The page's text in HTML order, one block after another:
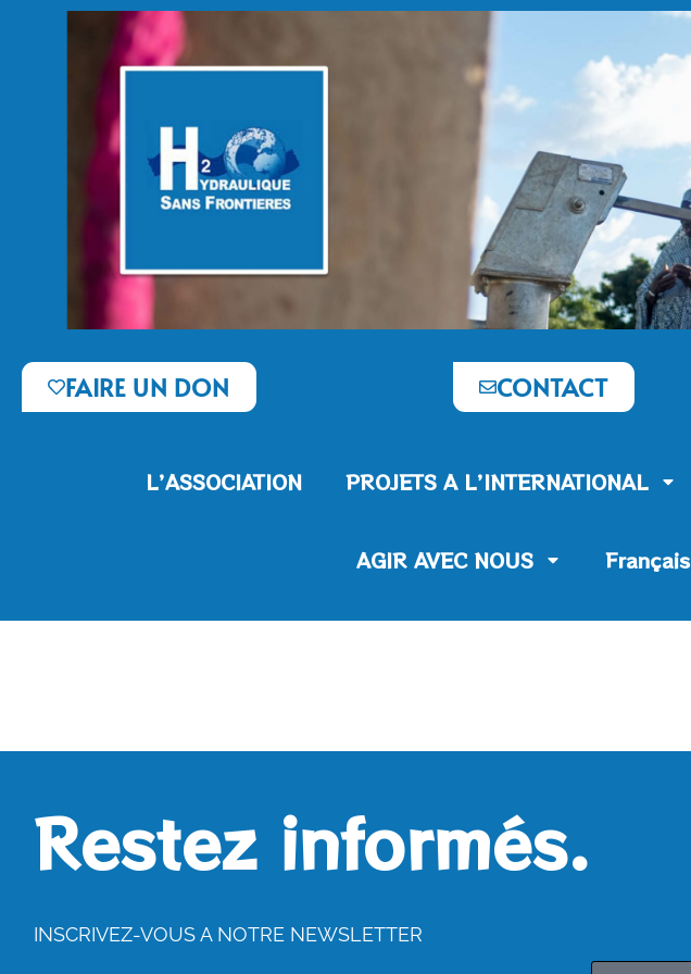
FAIRE UN DON CONTACT
L’ASSOCIATION PROJETS A L’INTERNATIONAL
AGIR AVEC NOUS Français
Restez informés.
INSCRIVEZ-VOUS A NOTRE NEWSLETTER